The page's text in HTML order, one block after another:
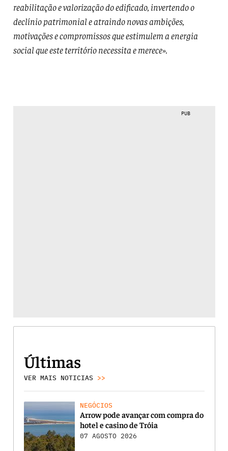
reabilitação e valorização do edificado, invertendo o
declínio patrimonial e atraindo novas ambições,
motivações e compromissos que estimulem a energia
social que este território necessita e merece».
PUB
Últimas
VER MAIS NOTICIAS >>
NEGÓCIOS
Arrow pode avançar com compra do
hotel e casino de Tróia
07 AGOSTO 2026